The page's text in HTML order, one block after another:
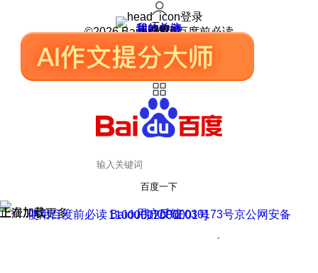
登录
我的关注
我的收藏
皮肤中心
用户反馈
设置
©2026 Baidu 使用百度前必读
百度一下
正在加载
上滑加载更多 用户反馈
使用百度前必读 Baidu 京ICP证030173号
京公网安备11000002000001号